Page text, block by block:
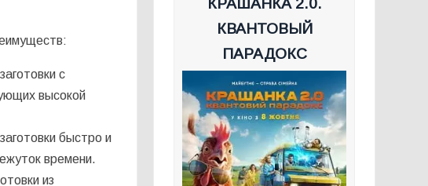
с
высокой
быстро и
времени.
из
КРАШАНКА 2.0.
КВАНТОВЫЙ
ПАРАДОКС